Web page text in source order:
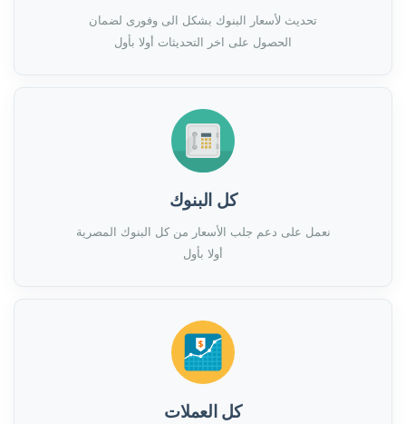
تحديث لأسعار البنوك بشكل الى وفورى لضمان
الحصول على اخر التحديثات أولا بأول
كل البنوك
نعمل على دعم جلب الأسعار من كل البنوك المصرية
أولا بأول
كل العملات